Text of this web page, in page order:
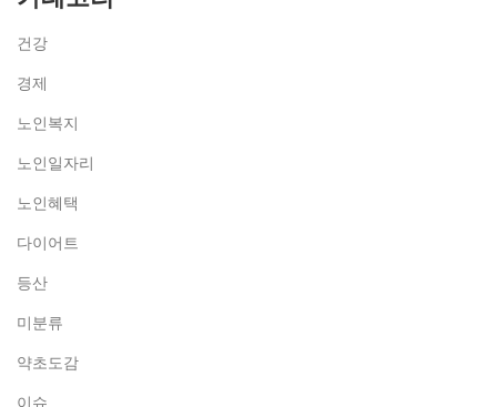
건강
경제
노인복지
노인일자리
노인혜택
다이어트
등산
미분류
약초도감
이슈